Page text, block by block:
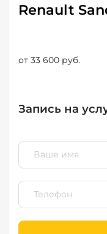
Renault
от 33 600 руб.
Запись на